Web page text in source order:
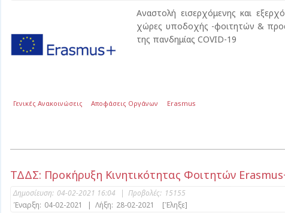
Αναστολή εισερχόμενης και
χώρες υποδοχής -φοιτητών &
της πανδημίας COVID-19
Γενικές Ανακοινώσεις Αποφάσεις Οργάνων Erasmus
ΤΔΔΣ: Προκήρυξη Kινητικότητας Φοιτητών
Δημοσίευση: 04-02-2021 16:04 | Προβολές: 15155
Έναρξη: 04-02-2021 | Λήξη: 28-02-2021
[Έληξε]